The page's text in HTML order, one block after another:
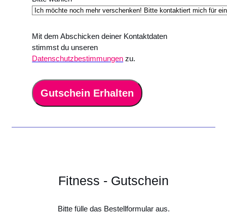
Mit dem Abschicken deiner Kontaktdaten
stimmst du unseren
Datenschutzbestimmungen zu.
Gutschein Erhalten
Fitness - Gutschein
Bitte fülle das Bestellformular aus.